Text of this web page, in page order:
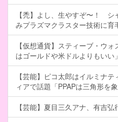
【禿】よし、生やすぞ〜！ シ
みプラズマクラスター技術に育
【仮想通貨】スティーブ・ウ
はゴールドや米ドルよりもいい
【芸能】ピコ太郎はイルミナ
ィアで話題「PPAPは三角形を象
【芸能】夏目三久アナ、有吉